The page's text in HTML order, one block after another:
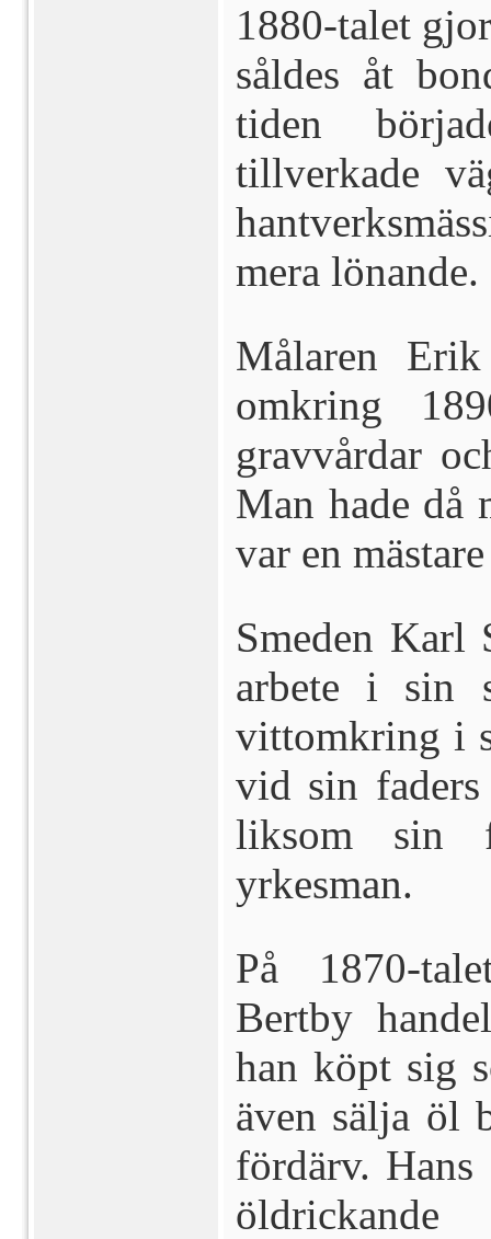
1880-talet
såldes åt
tiden
tillverkade
mera lönande.
Målaren
omkring
gravvårdar
Man hade då
var en
Smeden Karl
arbete i sin
vittomkring i
vid sin
liksom sin
yrkesman.
På 1870-
Bertby
han köpt sig
även sälja öl
fördärv.